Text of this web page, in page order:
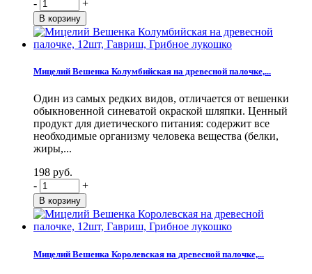
-
+
Мицелий Вешенка Колумбийская на древесной палочке,...
Один из самых редких видов, отличается от вешенки
обыкновенной синеватой окраской шляпки. Ценный
продукт для диетического питания: содержит все
необходимые организму человека вещества (белки,
жиры,...
198 руб.
-
+
Мицелий Вешенка Королевская на древесной палочке,...